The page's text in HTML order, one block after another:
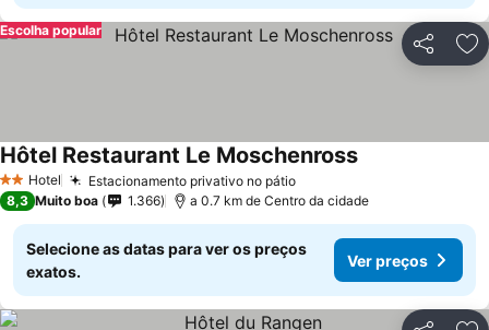
Partilhar
Escolha popular
2 Estrelas
Hotel Estacionamento privativo no pátio
Hôtel Restaurant Le Moschenross
8,3 Muito boa 1.366 a 0.7 km de Centro da cidade
Selecione as datas para ver os preços
exatos.
Ver preços